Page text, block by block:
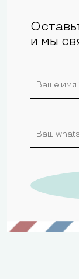
и мы